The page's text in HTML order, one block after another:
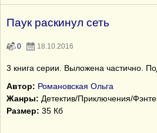
Паук раскинул сеть
0 18.10.2016
3 книга серии. Выложена частично.
Автор: Романовская Ольга
Жанры: Детектив/Приключения/
Размер: 35 Кб